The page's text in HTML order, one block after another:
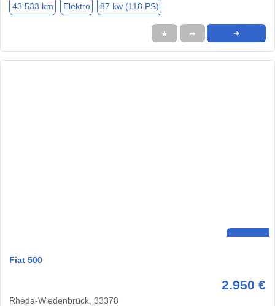
43.533 km Elektro 87 kw (118 PS)
★ ➦ ➜
Fiat 500
2.950 €
Rheda-Wiedenbrück, 33378